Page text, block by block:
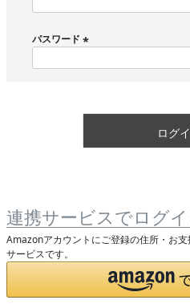
)
パスワード
必
ログ
連携サービスでログ
Amazonアカウントにご登録の住所・お
サービスです。